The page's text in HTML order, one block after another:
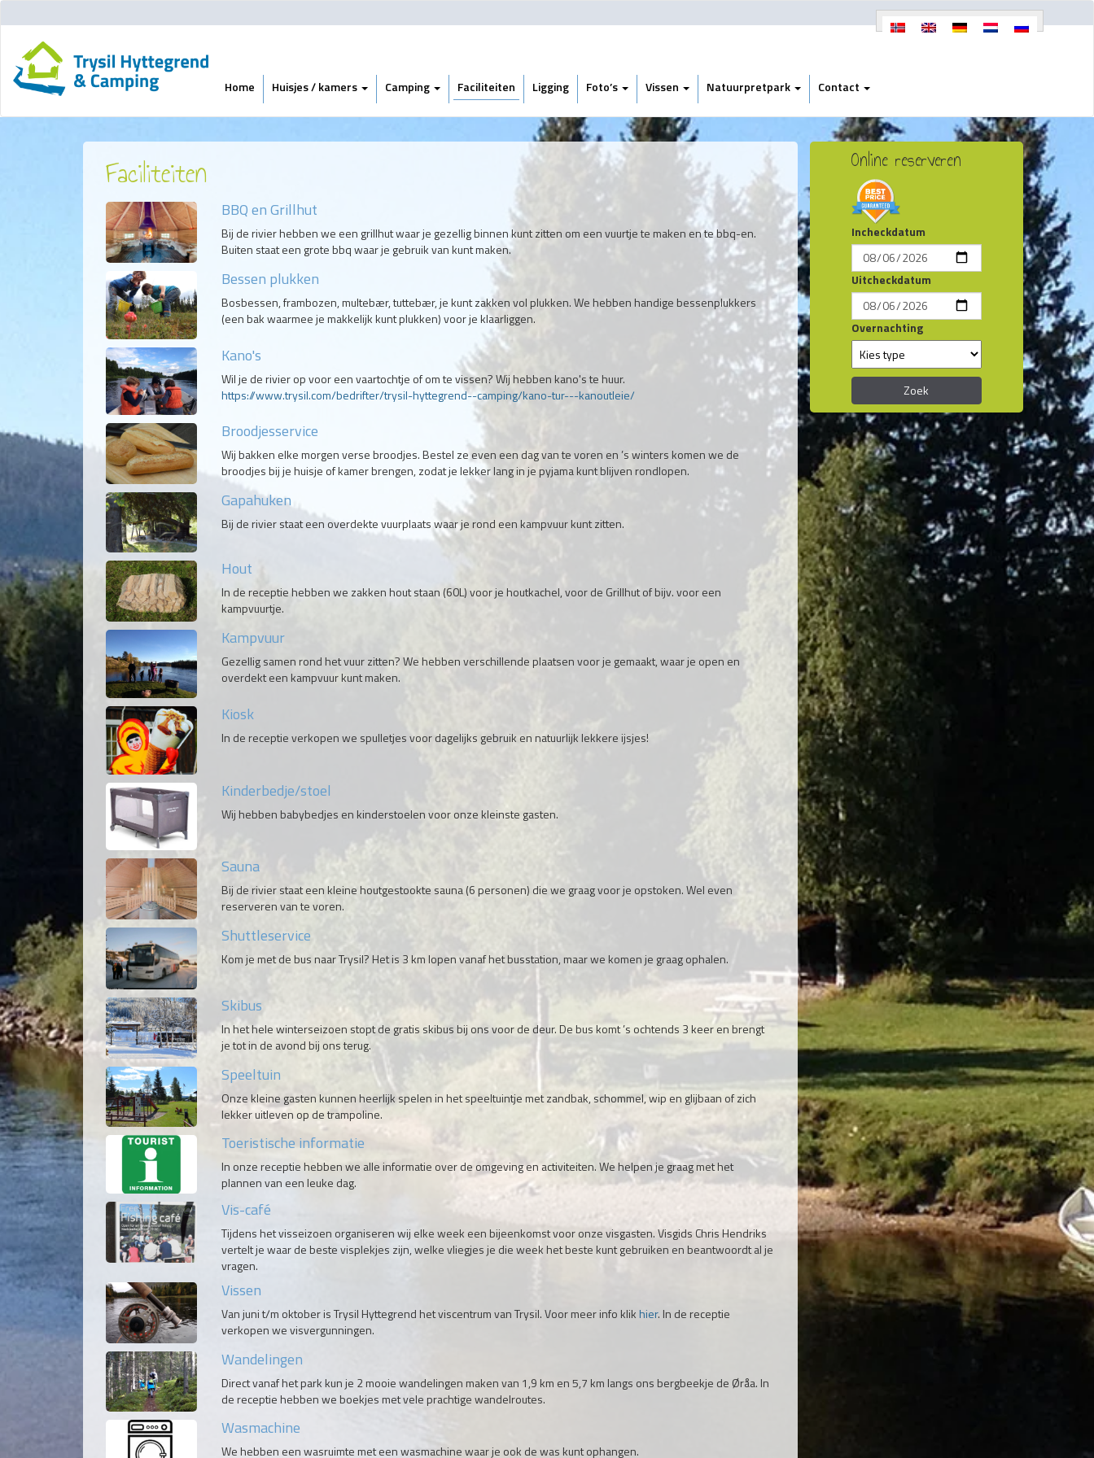
Home Huisjes / kamers Camping Faciliteiten Ligging Foto’s Vissen Natuurpretpark Contact
Faciliteiten
BBQ en Grillhut
Bij de rivier hebben we een grillhut waar je gezellig binnen kunt zitten om een vuurtje te maken en te bbq-en.
Buiten staat een grote bbq waar je gebruik van kunt maken.
Bessen plukken
Bosbessen, frambozen, multebær, tuttebær, je kunt zakken vol plukken. We hebben handige bessenplukkers
(een bak waarmee je makkelijk kunt plukken) voor je klaarliggen.
Kano's
Wil je de rivier op voor een vaartochtje of om te vissen? Wij hebben kano's te huur.
https://www.trysil.com/bedrifter/trysil-hyttegrend--camping/kano-tur---kanoutleie/
Broodjesservice
Wij bakken elke morgen verse broodjes. Bestel ze even een dag van te voren en ’s winters komen we de
broodjes bij je huisje of kamer brengen, zodat je lekker lang in je pyjama kunt blijven rondlopen.
Gapahuken
Bij de rivier staat een overdekte vuurplaats waar je rond een kampvuur kunt zitten.
Hout
In de receptie hebben we zakken hout staan (60L) voor je houtkachel, voor de Grillhut of bijv. voor een
kampvuurtje.
Kampvuur
Gezellig samen rond het vuur zitten? We hebben verschillende plaatsen voor je gemaakt, waar je open en
overdekt een kampvuur kunt maken.
Kiosk
In de receptie verkopen we spulletjes voor dagelijks gebruik en natuurlijk lekkere ijsjes!
Kinderbedje/stoel
Wij hebben babybedjes en kinderstoelen voor onze kleinste gasten.
Sauna
Bij de rivier staat een kleine houtgestookte sauna (6 personen) die we graag voor je opstoken. Wel even
reserveren van te voren.
Shuttleservice
Kom je met de bus naar Trysil? Het is 3 km lopen vanaf het busstation, maar we komen je graag ophalen.
Skibus
In het hele winterseizoen stopt de gratis skibus bij ons voor de deur. De bus komt ’s ochtends 3 keer en brengt
je tot in de avond bij ons terug.
Speeltuin
Onze kleine gasten kunnen heerlijk spelen in het speeltuintje met zandbak, schommel, wip en glijbaan of zich
lekker uitleven op de trampoline.
Toeristische informatie
In onze receptie hebben we alle informatie over de omgeving en activiteiten. We helpen je graag met het
plannen van een leuke dag.
Vis-café
Tijdens het visseizoen organiseren wij elke week een bijeenkomst voor onze visgasten. Visgids Chris Hendriks
vertelt je waar de beste visplekjes zijn, welke vliegjes je die week het beste kunt gebruiken en beantwoordt al je
vragen.
Vissen
Van juni t/m oktober is Trysil Hyttegrend het viscentrum van Trysil. Voor meer info klikhier. In de receptie
verkopen we visvergunningen.
Wandelingen
Direct vanaf het park kun je 2 mooie wandelingen maken van 1,9 km en 5,7 km langs ons bergbeekje de Øråa. In
de receptie hebben we boekjes met vele prachtige wandelroutes.
Wasmachine
We hebben een wasruimte met een wasmachine waar je ook de was kunt ophangen.
Online reserveren
Incheckdatum
Uitcheckdatum
Overnachting
Zoek